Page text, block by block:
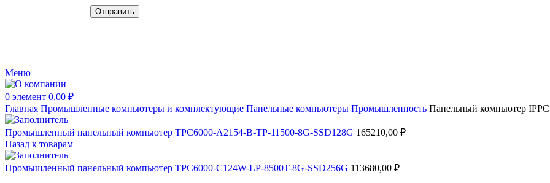
Меню
0 элемент 0,00 ₽
Главная Промышленные компьютеры и комплектующие Панельные компьютеры Промышленность Панельный компьютер
Промышленный панельный компьютер TPC6000-A2154-B-TP-11500-8G-SSD128G 165210,00 ₽
Назад к товарам
Промышленный панельный компьютер TPC6000-C124W-LP-8500T-8G-SSD256G 113680,00 ₽